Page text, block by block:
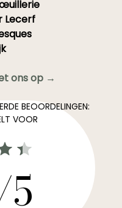
Lecerf
ons op →
BEOORDELINGEN:
VOOR